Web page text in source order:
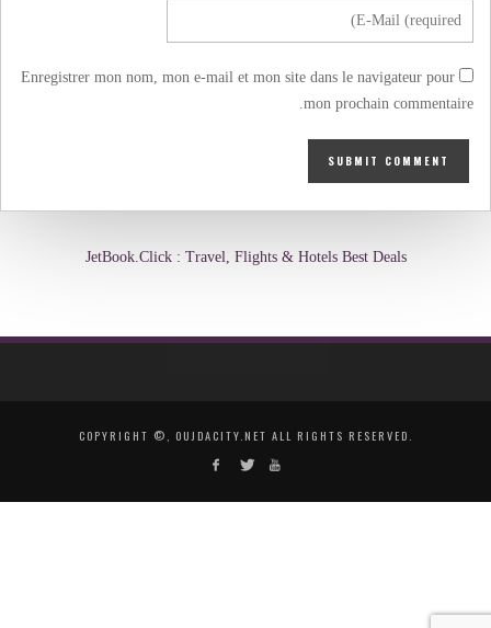
Enregistrer mon nom, mon e-mail et mon site dans le navigateur pour
mon prochain commentaire.
JetBook.Click : Travel, Flights & Hotels Best Deals
COPYRIGHT ©, OUJDACITY.NET ALL RIGHTS RESERVED.